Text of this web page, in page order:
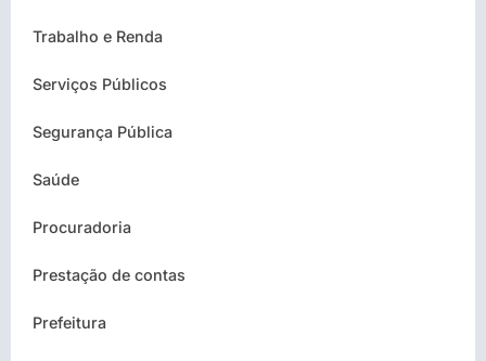
Trabalho e Renda
Serviços Públicos
Segurança Pública
Saúde
Procuradoria
Prestação de contas
Prefeitura